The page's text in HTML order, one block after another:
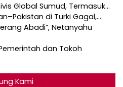
Global Sumud, Termasuk…
di Turki Gagal,…
Abadi”, Netanyahu
dan Tokoh
Kami